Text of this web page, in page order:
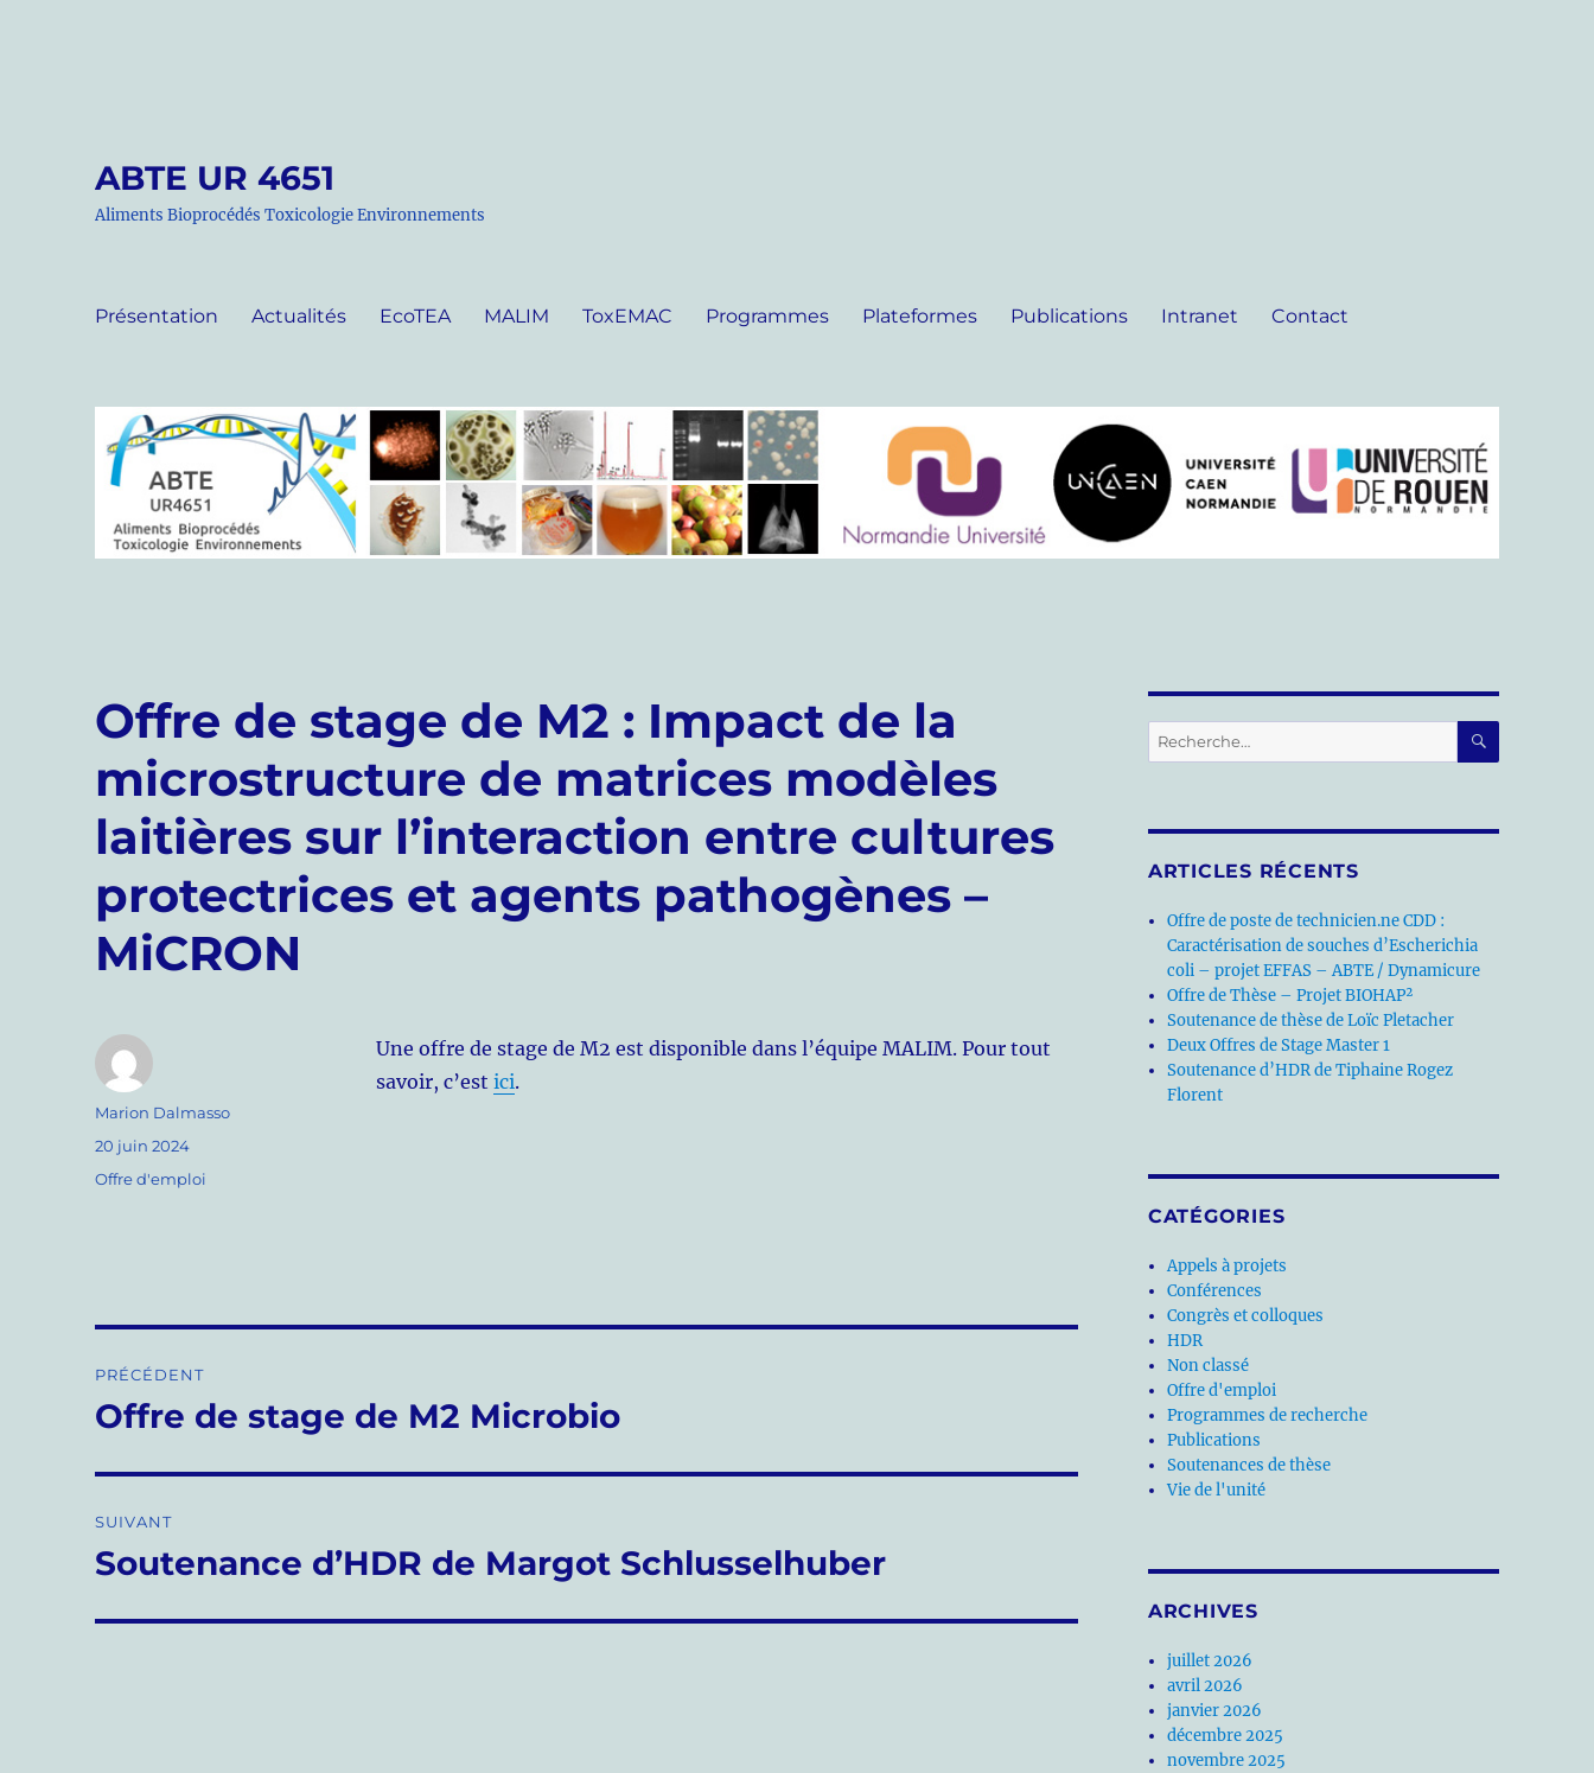
ABTE UR 4651
Aliments Bioprocédés Toxicologie Environnements
Présentation Actualités EcoTEA MALIM ToxEMAC Programmes Plateformes Publications Intranet Contact
Offre de stage de M2 : Impact de la
microstructure de matrices modèles
laitières sur l’interaction entre cultures
protectrices et agents pathogènes –
MiCRON
Une offre de stage de M2 est disponible dans l’équipe MALIM. Pour tout
savoir, c’est ici.
Auteur
Marion Dalmasso
Publié
le
20 juin 2024
Catégories
Offre d'emploi
de
PRÉCÉDENT
Publication
Offre de stage de M2 Microbio
SUIVANT
Publication
Soutenance d’HDR de Margot Schlusselhuber
Recherche
pour :
ARTICLES RÉCENTS
Offre de poste de technicien.ne CDD :
Caractérisation de souches d’Escherichia
coli – projet EFFAS – ABTE / Dynamicure
Offre de Thèse – Projet BIOHAP²
Soutenance de thèse de Loïc Pletacher
Deux Offres de Stage Master 1
Soutenance d’HDR de Tiphaine Rogez
Florent
CATÉGORIES
Appels à projets
Conférences
Congrès et colloques
HDR
Non classé
Offre d'emploi
Programmes de recherche
Publications
Soutenances de thèse
Vie de l'unité
ARCHIVES
juillet 2026
avril 2026
janvier 2026
décembre 2025
novembre 2025